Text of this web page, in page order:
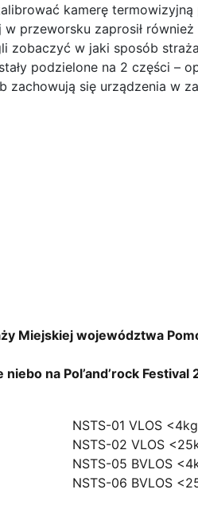
kamerę
przeworsku zaprosił również
zobaczyć w jaki sposób
podzielone na 2 części –
zachowują się urządzenia w
Miejskiej województwa
na Pol’and’rock Festival
NSTS-01 VLOS <4kg
NSTS-02 VLOS
NSTS-05 BVLOS
NSTS-06 BVLOS